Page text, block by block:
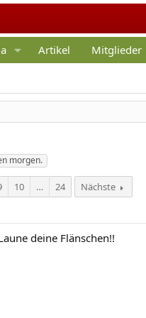
Artikel Mitglieder
morgen.
10 … 24 Nächste
deine Flänschen!!